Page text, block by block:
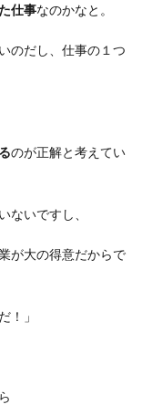
仕事なのかなと。
のだし、仕事の１つ
のが正解と考えてい
ないですし、
が大の得意だからで
！」